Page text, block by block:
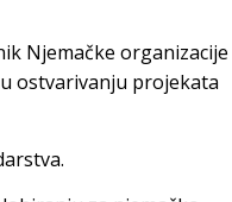
Njemačke organizacije
ostvarivanju projekata